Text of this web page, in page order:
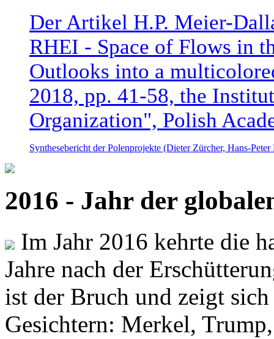
Der Artikel H.P. Meier-
RHEI - Space of Flows in
Outlooks into a
2018, pp. 41-58, the
Organization", Polish
Synthesebericht der Polenprojekte (Dieter Zürcher, Hans-
2016 - Jahr der
Im Jahr 2016 kehrte die
Jahre nach der
ist der Bruch und zeigt
Gesichtern: Merkel,